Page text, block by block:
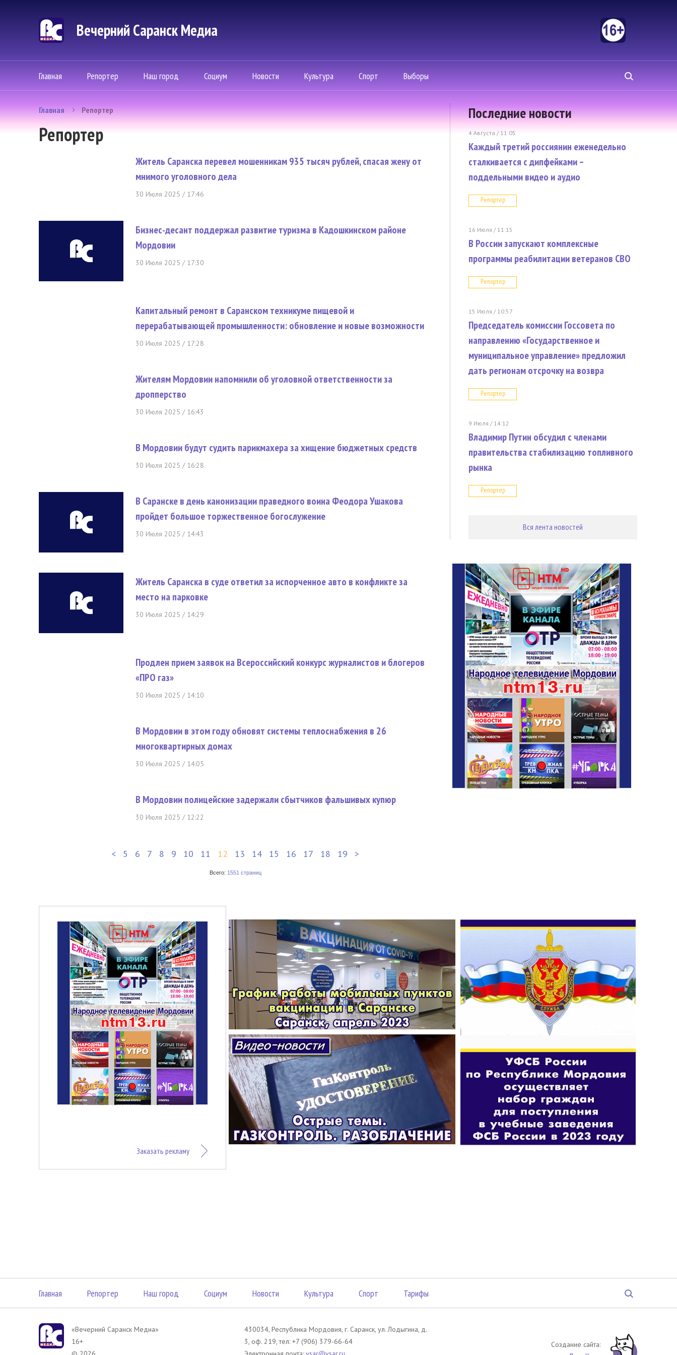
Вечерний Саранск Mедиа
Главная Репортер Наш город Социум Новости Культура Спорт Выборы
Главная Репортер
Репортер
Житель Саранска перевел мошенникам 935 тысяч рублей, спасая жену от
мнимого уголовного дела
30 Июля 2025 / 17:46
Бизнес-десант поддержал развитие туризма в Кадошкинском районе
Мордовии
30 Июля 2025 / 17:30
Капитальный ремонт в Саранском техникуме пищевой и
перерабатывающей промышленности: обновление и новые возможности
30 Июля 2025 / 17:28
Жителям Мордовии напомнили об уголовной ответственности за
дропперство
30 Июля 2025 / 16:43
В Мордовии будут судить парикмахера за хищение бюджетных средств
30 Июля 2025 / 16:28
В Саранске в день канонизации праведного воина Феодора Ушакова
пройдет большое торжественное богослужение
30 Июля 2025 / 14:43
Житель Саранска в суде ответил за испорченное авто в конфликте за
место на парковке
30 Июля 2025 / 14:29
Продлен прием заявок на Всероссийский конкурс журналистов и блогеров
«ПРО газ»
30 Июля 2025 / 14:10
В Мордовии в этом году обновят системы теплоснабжения в 26
многоквартирных домах
30 Июля 2025 / 14:05
В Мордовии полицейские задержали сбытчиков фальшивых купюр
30 Июля 2025 / 12:22
< 5 6 7 8 9 10 11 12 13 14 15 16 17 18 19 >
Всего: 1551 страниц
Последние новости
4 Августа / 11:05
Каждый третий россиянин еженедельно
сталкивается с дипфейками –
поддельными видео и аудио
Репортер
16 Июля / 11:15
В России запускают комплексные
программы реабилитации ветеранов СВО
Репортер
15 Июля / 10:57
Председатель комиссии Госсовета по
направлению «Государственное и
муниципальное управление» предложил
дать регионам отсрочку на возвра
Репортер
9 Июля / 14:12
Владимир Путин обсудил с членами
правительства стабилизацию топливного
рынка
Репортер
Вся лента новостей
Заказать рекламу
Главная Репортер Наш город Социум Новости Культура Спорт Тарифы
«Вечерний Саранск Mедиа»
16+
430034, Республика Мордовия, г. Саранск, ул. Лодыгина, д.
3, оф. 219, тел: +7 (906) 379-66-64
Создание сайта: